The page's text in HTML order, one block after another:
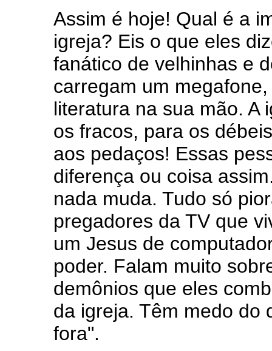
Assim é hoje! Qual é a
igreja? Eis o que eles
fanático de velhinhas e
carregam um
literatura na sua mão. A
os fracos, para os
aos pedaços! Essas
diferença ou coisa
nada muda. Tudo só
pregadores da TV que
um Jesus de
poder. Falam muito
demônios que eles
da igreja. Têm medo do
fora".